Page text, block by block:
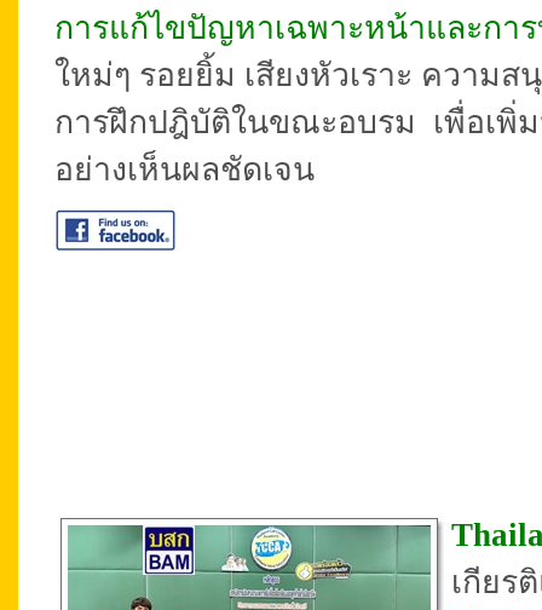
การแก้ไขปัญหาเฉพาะหน้าและกา
ใหม่ๆ รอยยิ้ม เสียงหัวเราะ ความ
การฝึกปฎิบัติในขณะอบรม เพื่อเพิ่ม
อย่างเห็นผลชัดเจน
เกียร